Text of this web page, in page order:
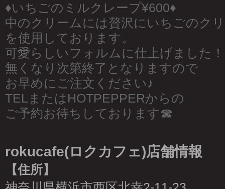
♦︎いちごのミルクレープ¥600♦︎
中のクリームには贅沢にいちごのク
を使用しております。
可愛らしいフォルムに仕上げました！
無くなり次第終了となりますので
お早めにご注文ください♪
TELまたはHOTPEPPERからの
ご予約お待ちしております☎︎
rokucafe(ロクカフェ)店舗情報
【住所】